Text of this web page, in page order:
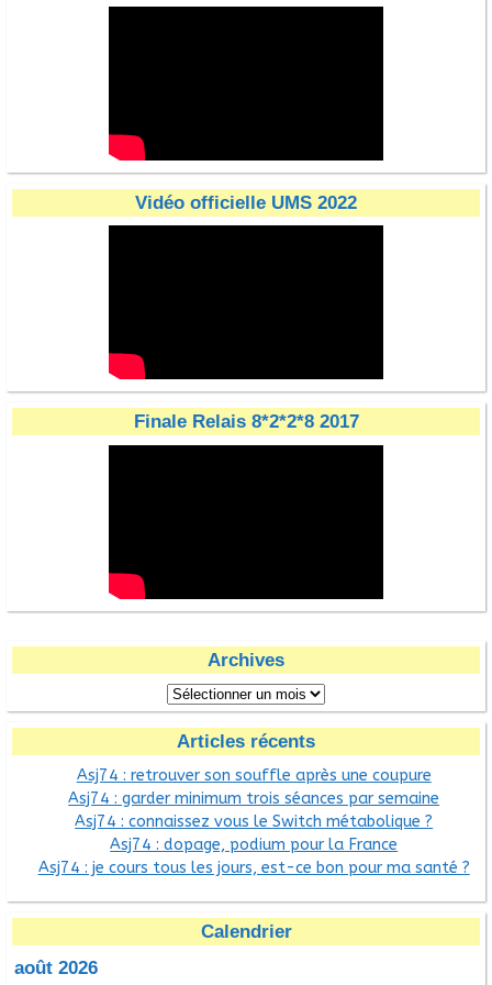
Vidéo officielle UMS 2022
Finale Relais 8*2*2*8 2017
Archives
Articles récents
Asj74 : retrouver son souffle après une coupure
Asj74 : garder minimum trois séances par semaine
Asj74 : connaissez vous le Switch métabolique ?
Asj74 : dopage, podium pour la France
Asj74 : je cours tous les jours, est-ce bon pour ma santé ?
Calendrier
août 2026